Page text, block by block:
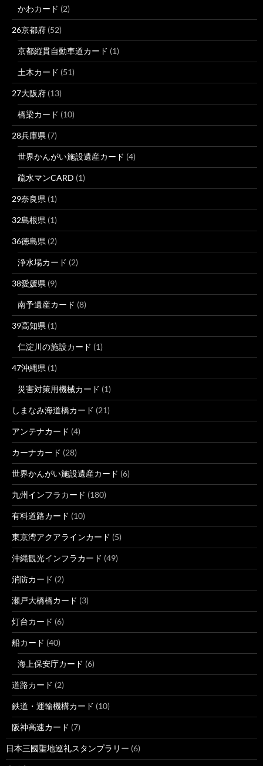
かわカード (2)
26京都府 (52)
京都縦貫自動車道カード (1)
土木カード (51)
27大阪府 (13)
橋梁カード (10)
28兵庫県 (7)
世界かんがい施設遺産カード (4)
疏水マンCARD (1)
29奈良県 (1)
32島根県 (1)
36徳島県 (2)
浄水場カード (2)
38愛媛県 (9)
南予遺産カード (8)
39高知県 (1)
仁淀川の施設カード (1)
47沖縄県 (1)
災害対策用機械カード (1)
しまなみ海道橋カード (21)
アンテナカード (4)
カーナカード (28)
世界かんがい施設遺産カード (6)
九州インフラカード (180)
有料道路カード (10)
東京湾アクアラインカード (5)
沖縄観光インフラカード (49)
消防カード (2)
瀬戸大橋橋カード (3)
灯台カード (6)
船カード (40)
海上保安庁カード (6)
道路カード (2)
鉄道・運輸機構カード (10)
阪神高速カード (7)
日本三國聖地巡礼スタンプラリー (6)